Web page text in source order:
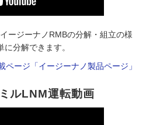
ージーナノRMBの分解・組立の様
分解できます。
ページ「イージーナノ製品ページ」
ルLNM運転動画